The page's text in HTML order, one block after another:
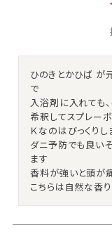
ひのきとかひば が
で
入浴剤に入れても
希釈してスプレー
Ｋなのはびっくりし
ダニ予防でも良い
ます
香料が強いと頭が
こちらは自然な香